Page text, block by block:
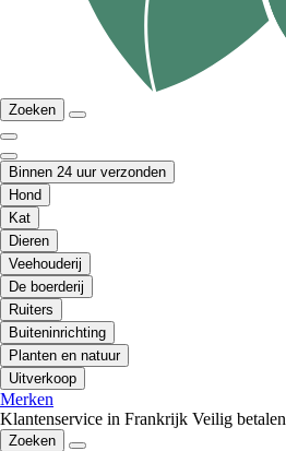
Zoeken
Binnen 24 uur verzonden
Hond
Kat
Dieren
Veehouderij
De boerderij
Ruiters
Buiteninrichting
Planten en natuur
Uitverkoop
Merken
Klantenservice in Frankrijk Veilig betalen
Zoeken